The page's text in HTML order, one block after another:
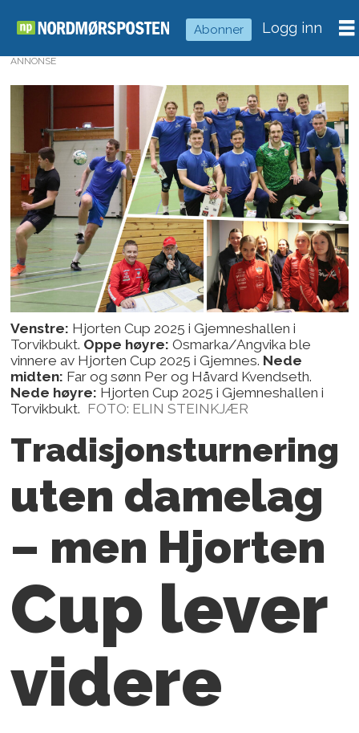
Abonner Logg inn
ANNONSE
Venstre: Hjorten Cup 2025 i Gjemneshallen i
Torvikbukt. Oppe høyre: Osmarka/Angvika ble
vinnere av Hjorten Cup 2025 i Gjemnes. Nede
midten: Far og sønn Per og Håvard Kvendseth.
Nede høyre: Hjorten Cup 2025 i Gjemneshallen i
Torvikbukt. FOTO: ELIN STEINKJÆR
Tradisjonsturnering
uten damelag
– men Hjorten
Cup lever
videre